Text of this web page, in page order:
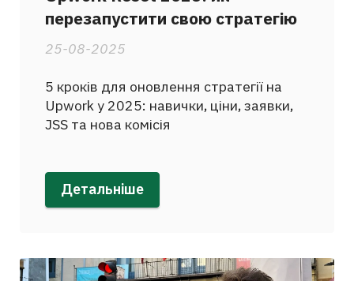
перезапустити свою стратегію
25-08-2025
5 кроків для оновлення стратегії на
Upwork у 2025: навички, ціни, заявки,
JSS та нова комісія
Детальніше